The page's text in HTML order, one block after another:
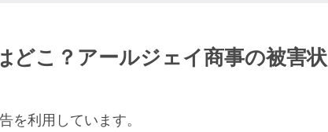
どこ？アールジェイ商事の被害状
を利用しています。